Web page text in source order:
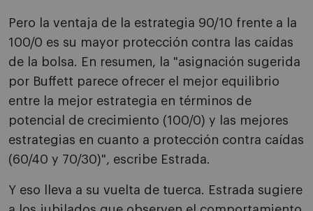
Pero la ventaja de la estrategia 90/10 frente a la
100/0 es su mayor protección contra las caídas
de la bolsa. En resumen, la "asignación sugerida
por Buffett parece ofrecer el mejor equilibrio
entre la mejor estrategia en términos de
potencial de crecimiento (100/0) y las mejores
estrategias en cuanto a protección contra caídas
(60/40 y 70/30)", escribe Estrada.
Y eso lleva a su vuelta de tuerca. Estrada sugiere